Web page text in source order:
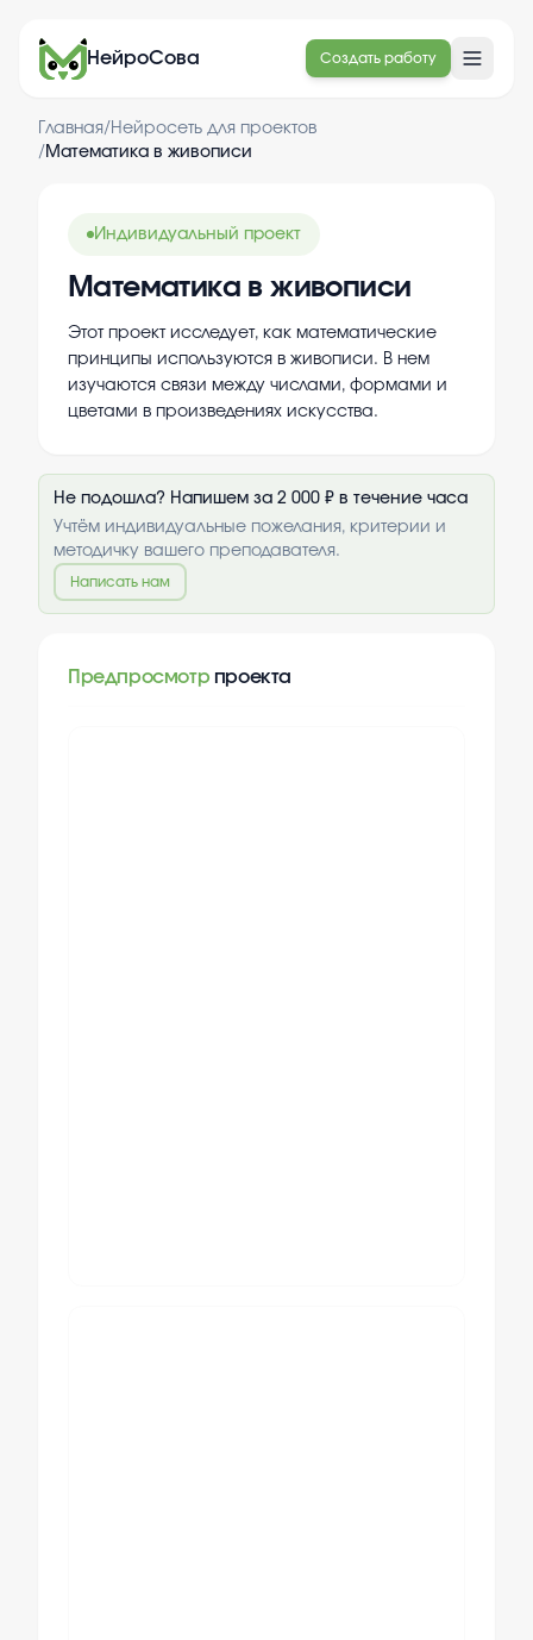
НейроСова Создать работу
Главная/ Нейросеть для проектов
/ Математика в живописи
Индивидуальный проект
Математика в живописи
Этот проект исследует, как математические
принципы используются в живописи. В нем
изучаются связи между числами, формами и
цветами в произведениях искусства.
Не подошла? Напишем за 2 000 ₽ в течение часа
Учтём индивидуальные пожелания, критерии и
методичку вашего преподавателя.
Написать нам
Предпросмотр проекта